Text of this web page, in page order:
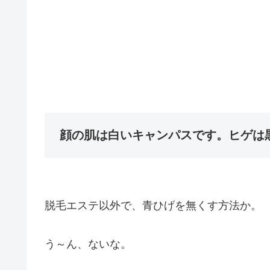
顔の肌は白いキャンパスです。ヒゲは
脱毛エステ以外で、青ひげを無くす方法か。
う～ん、ないな。